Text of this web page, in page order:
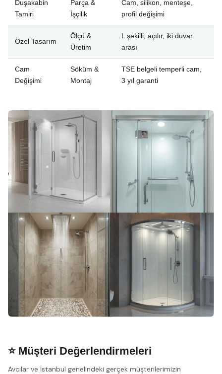
Duşakabin
Tamiri
Parça &
İşçilik
Cam, silikon, menteşe,
profil değişimi
Özel Tasarım
Ölçü &
Üretim
L şekilli, açılır, iki duvar
arası
Cam
Değişimi
Söküm &
Montaj
TSE belgeli temperli cam,
3 yıl garanti
⭐ Müşteri Değerlendirmeleri
Avcılar ve İstanbul genelindeki gerçek müşterilerimizin